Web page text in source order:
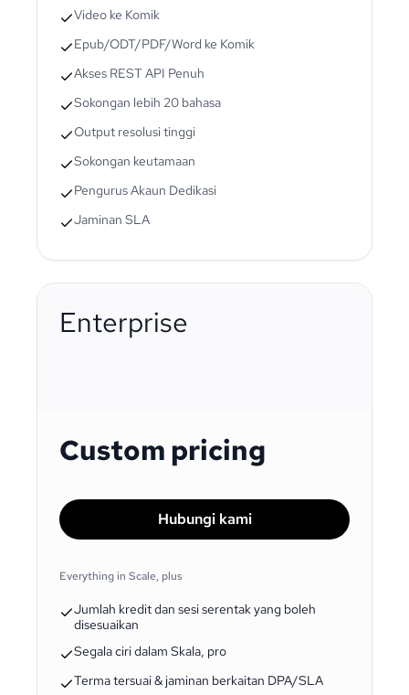
Video ke Komik
Epub/ODT/PDF/Word ke Komik
Akses REST API Penuh
Sokongan lebih 20 bahasa
Output resolusi tinggi
Sokongan keutamaan
Pengurus Akaun Dedikasi
Jaminan SLA
Enterprise
Custom pricing
Hubungi kami
Everything in Scale, plus
Jumlah kredit dan sesi serentak yang boleh
disesuaikan
Segala ciri dalam Skala, pro
Terma tersuai & jaminan berkaitan DPA/SLA